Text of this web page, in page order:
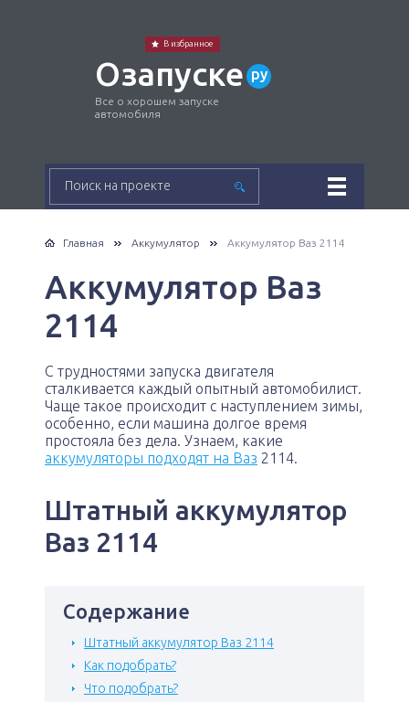
Озапуске ру
Все о хорошем запуске
автомобиля
В избранное
Главная Аккумулятор Аккумулятор Ваз 2114
Аккумулятор Ваз
2114
С трудностями запуска двигателя
сталкивается каждый опытный автомобилист.
Чаще такое происходит с наступлением зимы,
особенно, если машина долгое время
простояла без дела. Узнаем, какие
аккумуляторы подходят на Ваз 2114.
Штатный аккумулятор
Ваз 2114
Содержание
Штатный аккумулятор Ваз 2114
Как подобрать?
Что подобрать?